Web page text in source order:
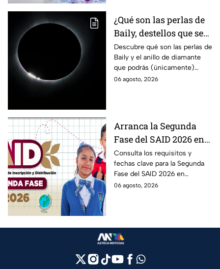
¿Qué son las perlas de
Baily, destellos que se
podrán ver
ÚNICAMENTE durante
el eclipse solar 2026 del
12 de agosto?
Descubre qué son las perlas de
Baily y el anillo de diamante
que podrás (únicamente)
observar durante el eclipse
06 agosto, 2026
Arranca la Segunda
Fase del SAID 2026 en
Edomex para grados
intermedios: Fechas
clave y requisitos para
cambios de escuela
Consulta los requisitos y
fechas clave para la Segunda
Fase del SAID 2026 en
Edomex y asegura el traslado
06 agosto, 2026